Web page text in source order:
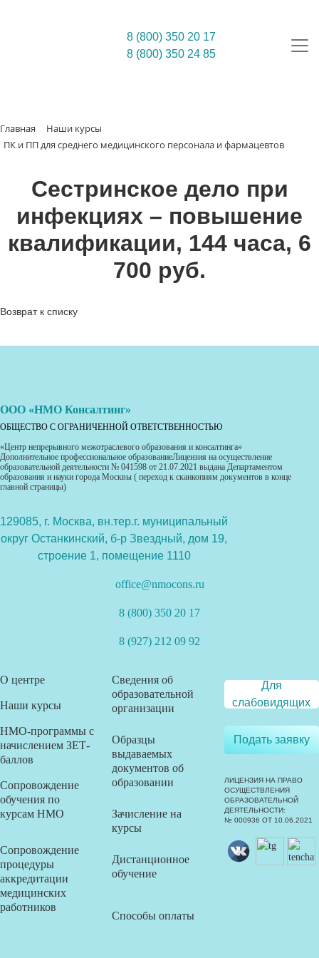
8 (800) 350 20 17
8 (800) 350 24 85
Главная
Наши курсы
ПК и ПП для среднего медицинского персонала и фармацевтов
Сестринское дело при
инфекциях – повышение
квалификации, 144 часа, 6
700 руб.
Возврат к списку
ООО «НМО Консалтинг»
ОБЩЕСТВО С ОГРАНИЧЕННОЙ ОТВЕТСТВЕННОСТЬЮ
«Центр непрерывного межотраслевого образования и консалтинга»
Дополнительное профессиональное образованиеЛицензия на осуществление
образовательной деятельности № 041598 от 21.07.2021 выдана Департаментом
образования и науки города Москвы ( переход к сканкопиям документов в конце
главной страницы)
129085, г. Москва, вн.тер.г. муниципальный
округ Останкинский, б-р Звездный, дом 19,
строение 1, помещение 1110
office@nmocons.ru
8 (800) 350 20 17
8 (927) 212 09 92
О центре
Наши курсы
НМО-программы с
начислением ЗЕТ-
баллов
Сопровождение
обучения по
курсам НМО
Сопровождение
процедуры
аккредитации
медицинских
работников
Сведения об
образовательной
организации
Образцы
выдаваемых
документов об
образовании
Зачисление на
курсы
Дистанционное
обучение
Способы оплаты
Для
слабовидящих
Подать заявку
ЛИЦЕНЗИЯ НА ПРАВО
ОСУЩЕСТВЛЕНИЯ
ОБРАЗОВАТЕЛЬНОЙ
ДЕЯТЕЛЬНОСТИ:
№ 000936 ОТ 10.06.2021